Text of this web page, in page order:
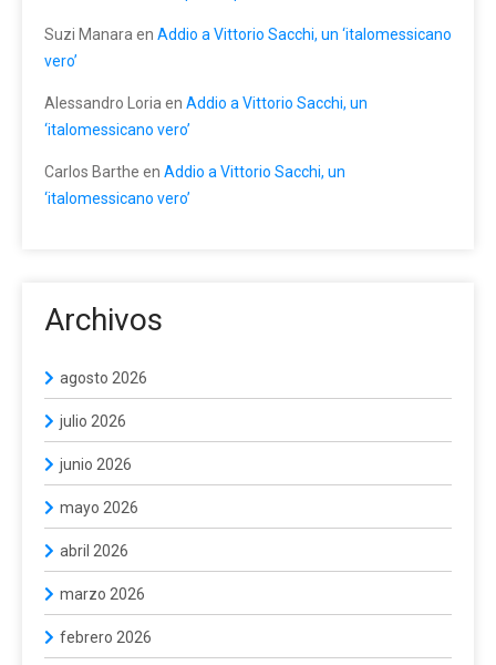
Suzi Manara en Addio a Vittorio Sacchi, un ‘italomessicano
vero’
Alessandro Loria en Addio a Vittorio Sacchi, un
‘italomessicano vero’
Carlos Barthe en Addio a Vittorio Sacchi, un
‘italomessicano vero’
Archivos
agosto 2026
julio 2026
junio 2026
mayo 2026
abril 2026
marzo 2026
febrero 2026